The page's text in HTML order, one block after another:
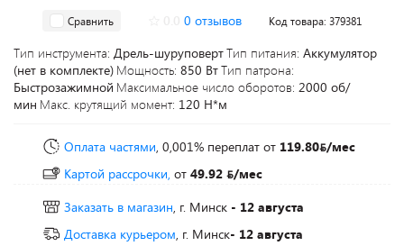
Сравнить 0 отзывов Код товара: 379381
Тип инструмента: Дрель-шуруповертТип питания: Аккумулятор
(нет в комплекте) Мощность: 850 ВтТип патрона:
Быстрозажимной Максимальное число оборотов: 2000 об/
мин Макс. крутящий момент: 120 Н*м
Оплата частями, 0,001% переплат от 119.80 /мес
Картой рассрочки, от 49.92
/мес
Заказать в магазин, г. Минск - 12 августа
Доставка курьером, г. Минск- 12 августа